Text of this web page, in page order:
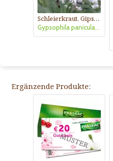
Schleierkraut, Gipskraut
Gypsophila paniculata 'Bristol Fairy'
Ergänzende Produkte: